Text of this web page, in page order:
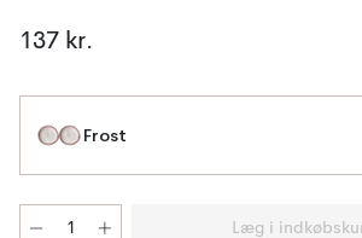
137 kr.
Frost
Læg i